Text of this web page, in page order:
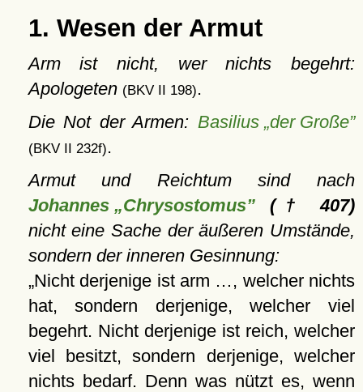
1. Wesen der Armut
Arm ist nicht, wer nichts begehrt:
Apologeten (BKV II 198).
Die Not der Armen: Basilius „der Große”
(BKV II 232f).
Armut und Reichtum sind nach
Johannes „Chrysostomus”(† 407)
nicht eine Sache der äußeren Umstände,
sondern der inneren Gesinnung:
Nicht derjenige ist arm …, welcher nichts
hat, sondern derjenige, welcher viel
begehrt. Nicht derjenige ist reich, welcher
viel besitzt, sondern derjenige, welcher
nichts bedarf. Denn was nützt es, wenn